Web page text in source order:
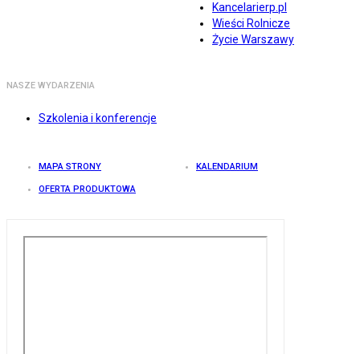
Kancelarierp.pl
Wieści Rolnicze
Życie Warszawy
NASZE WYDARZENIA
Szkolenia i konferencje
MAPA STRONY KALENDARIUM
OFERTA PRODUKTOWA